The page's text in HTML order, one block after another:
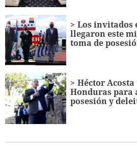
Los invitados
llegaron este
toma de
Héctor
Honduras para
posesión y